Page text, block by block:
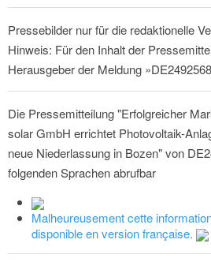
Pressebilder nur für die redaktionelle
Hinweis: Für den Inhalt der
Herausgeber der Meldung
Die Pressemitteilung "Erfolgreicher
solar GmbH errichtet Photovoltaik-
neue Niederlassung in Bozen" von
folgenden Sprachen abrufbar
Malheureusement cette
disponible en version française.